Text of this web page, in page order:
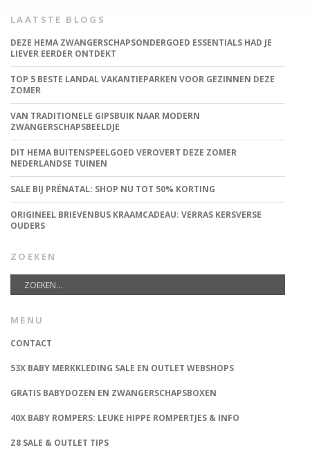
LAATSTE BLOGS
DEZE HEMA ZWANGERSCHAPSONDERGOED ESSENTIALS HAD JE
LIEVER EERDER ONTDEKT
TOP 5 BESTE LANDAL VAKANTIEPARKEN VOOR GEZINNEN DEZE
ZOMER
VAN TRADITIONELE GIPSBUIK NAAR MODERN
ZWANGERSCHAPSBEELDJE
DIT HEMA BUITENSPEELGOED VEROVERT DEZE ZOMER
NEDERLANDSE TUINEN
SALE BIJ PRÉNATAL: SHOP NU TOT 50% KORTING
ORIGINEEL BRIEVENBUS KRAAMCADEAU: VERRAS KERSVERSE
OUDERS
ZOEKEN
MENU
CONTACT
53X BABY MERKKLEDING SALE EN OUTLET WEBSHOPS
GRATIS BABYDOZEN EN ZWANGERSCHAPSBOXEN
40X BABY ROMPERS: LEUKE HIPPE ROMPERTJES & INFO
Z8 SALE & OUTLET TIPS